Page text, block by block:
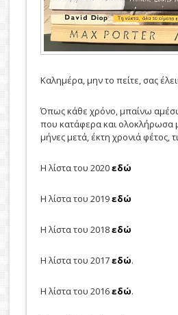
Καλημέρα, μην το πείτε, σας
Όπως κάθε χρόνο, μπαίνω
που κατάφερα και ολοκλήρωσα
μήνες μετά, έκτη χρονιά φέτος,
Η λίστα του 2020εδώ
Η λίστα του 2019εδώ
Η λίστα του 2018εδώ
Η λίστα του 2017εδώ.
Η λίστα του 2016εδώ.